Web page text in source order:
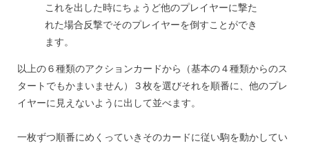
これを出した時にちょうど他のプレイヤーに撃た
れた場合反撃でそのプレイヤーを倒すことができ
ます。
以上の６種類のアクションカードから（基本の４種類からのス
タートでもかまいません）３枚を選びそれを順番に、他のプレ
イヤーに見えないように出して並べます。
一枚ずつ順番にめくっていきそのカードに従い駒を動かしてい